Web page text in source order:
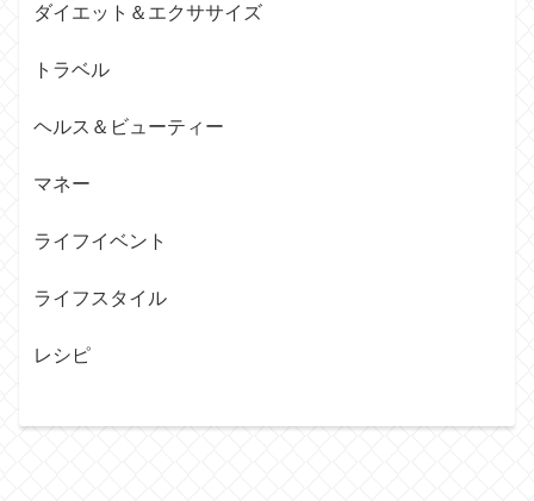
ダイエット＆エクササイズ
トラベル
ヘルス＆ビューティー
マネー
ライフイベント
ライフスタイル
レシピ